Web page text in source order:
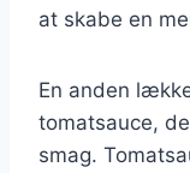
at skabe en
En anden
tomatsauce,
smag.